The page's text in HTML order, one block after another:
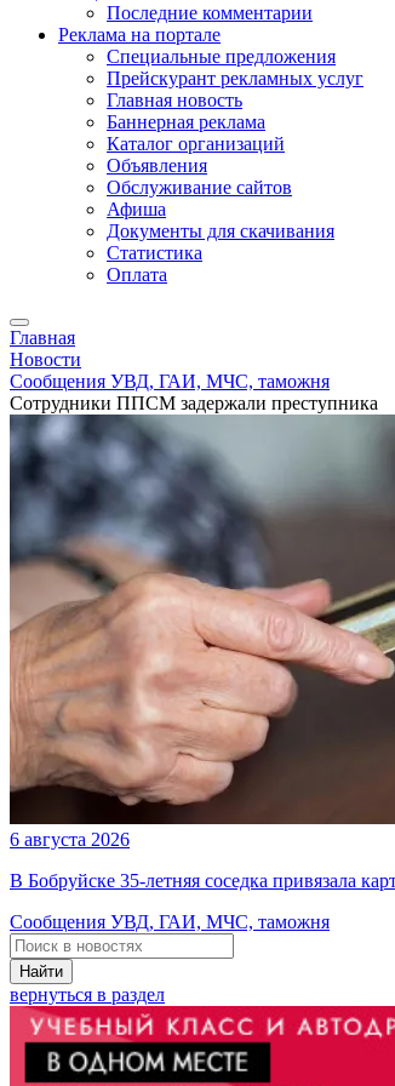
Последние комментарии
Реклама на портале
Специальные предложения
Прейскурант рекламных услуг
Главная новость
Баннерная реклама
Каталог организаций
Объявления
Обслуживание сайтов
Афиша
Документы для скачивания
Статистика
Оплата
Главная
Новости
Сообщения УВД, ГАИ, МЧС, таможня
Сотрудники ППСМ задержали преступника
6 августа 2026
В Бобруйске 35-летняя соседка привязала
Сообщения УВД, ГАИ, МЧС, таможня
Найти
вернуться в раздел